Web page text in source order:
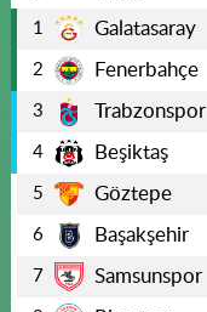
1 Galatasaray
2 Fenerbahçe
3 Trabzonspor
4 Beşiktaş
5 Göztepe
6 Başakşehir
7 Samsunspor